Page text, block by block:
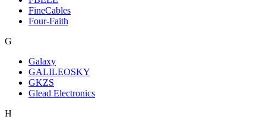
FineCables
Four-Faith
G
Galaxy
GALILEOSKY
GKZS
Glead Electronics
H